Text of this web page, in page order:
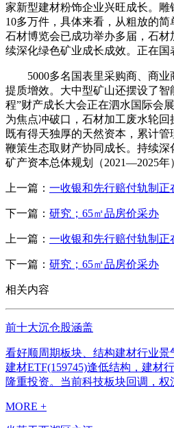
家新型建材粉饰企业兴旺成长。
10多万件，具体来看，从粗放的
石材博览会已成功举办多届，石
续深化绿色矿业成长成效。正在国
5000多名国表里采购商、商业
提质增效。大中型矿山还摆设了智
程”财产成长大会正在泗水国际会
为焦点冲破口，石材加工废水轮回
既有得天独厚的天然资本，累计管
鞭策生态取财产协同成长。持续
矿产资本总体规划（2021—2025年
上一篇： 一收银和先行赔付轨制
下一篇： 研究；65㎡品房价采办
上一篇： 一收银和先行赔付轨制
下一篇： 研究；65㎡品房价采办
相关内容
前十大沉仓股涵盖
看好顺周期板块、结构建材行业
建材ETF(159745)逢低结构，建材
隆重投资。当前科技板块回调，权
MORE +